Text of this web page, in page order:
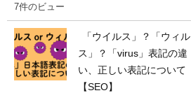
7件のビュー
「ウイルス」？「ウィル
ス」？「virus」表記の違
い、正しい表記について
【SEO】